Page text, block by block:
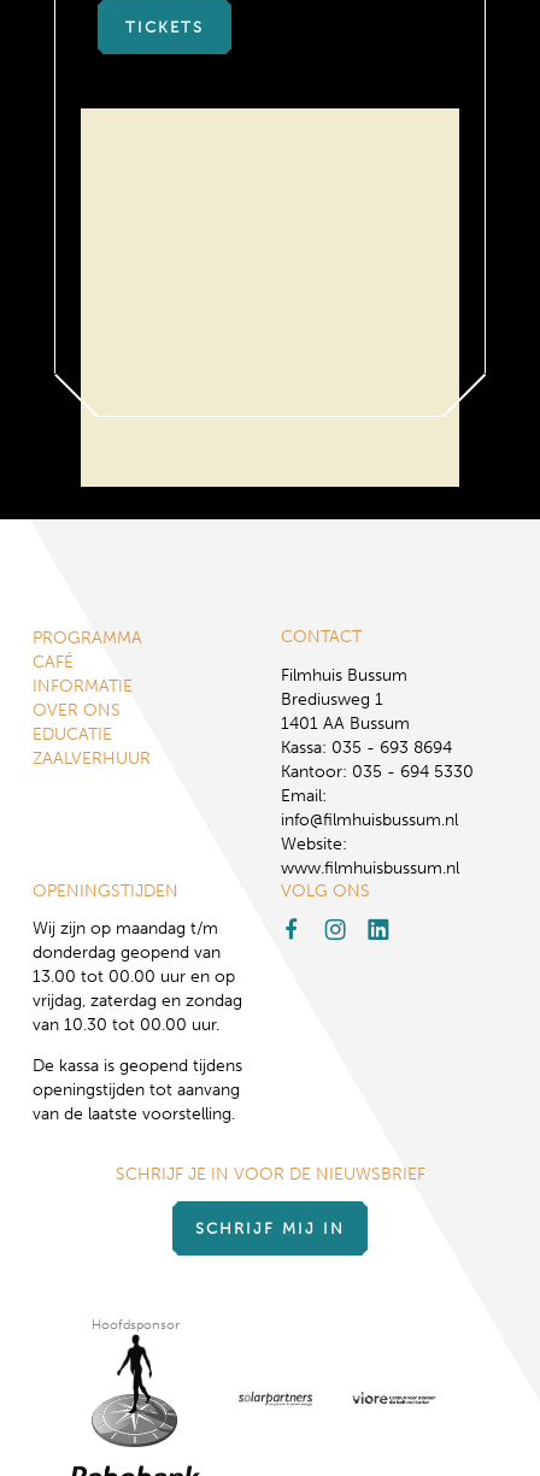
TICKETS
PROGRAMMA
CAFÉ
INFORMATIE
OVER ONS
EDUCATIE
ZAALVERHUUR
CONTACT
Filmhuis Bussum
Brediusweg 1
1401 AA Bussum
Kassa: 035 - 693 8694
Kantoor: 035 - 694 5330
Email:
info@filmhuisbussum.nl
Website:
www.filmhuisbussum.nl
OPENINGSTIJDEN
Wij zijn op maandag t/m
donderdag geopend van
13.00 tot 00.00 uur en op
vrijdag, zaterdag en zondag
van 10.30 tot 00.00 uur.
De kassa is geopend tijdens
openingstijden tot aanvang
van de laatste voorstelling.
VOLG ONS
SCHRIJF JE IN VOOR DE NIEUWSBRIEF
SCHRIJF MIJ IN
Hoofdsponsor